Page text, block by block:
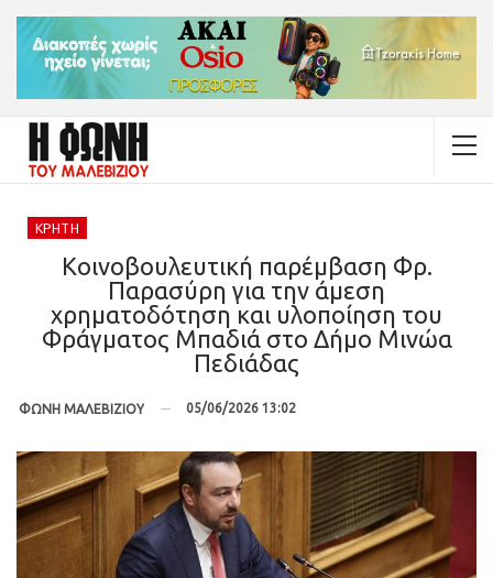
ΚΡΉΤΗ
Κοινοβουλευτική παρέμβαση Φρ.
Παρασύρη για την άμεση
χρηματοδότηση και υλοποίηση του
Φράγματος Μπαδιά στο Δήμο Μινώα
Πεδιάδας
ΦΩΝΗ ΜΑΛΕΒΙΖΙΟΥ 05/06/2026 13:02